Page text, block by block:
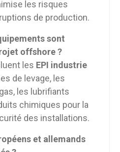
les risques
de production.
sont
offshore ?
les EPI industrie
de levage, les
les lubrifiants
chimiques pour la
des installations.
et allemands